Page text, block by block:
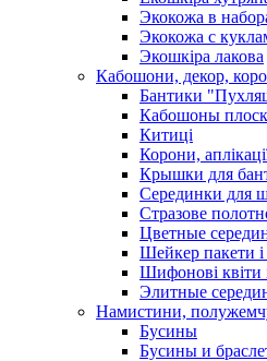
Экокожа в
Экокожа с
Экошкiра лакова
Кабошони, декор,
Бантики
Кабошоны
Китиці
Корони,
Крышки для
Серединки для
Стразове
Цветные
Шейкер пакети
Шифонові квіти
Элитные
Намистини,
Бусины
Бусины и